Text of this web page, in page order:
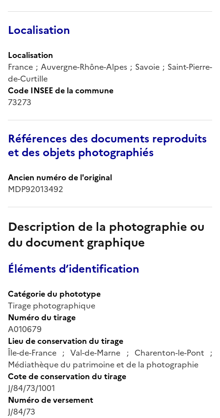
Localisation
Localisation
France ; Auvergne-Rhône-Alpes ; Savoie ; Saint-Pierre-
de-Curtille
Code INSEE de la commune
73273
Références des documents reproduits
et des objets photographiés
Ancien numéro de l'original
MDP92013492
Description de la photographie ou
du document graphique
Éléments d’identification
Catégorie du phototype
Tirage photographique
Numéro du tirage
A010679
Lieu de conservation du tirage
Île-de-France ; Val-de-Marne ; Charenton-le-Pont ;
Médiathèque du patrimoine et de la photographie
Cote de conservation du tirage
J/84/73/1001
Numéro de versement
J/84/73